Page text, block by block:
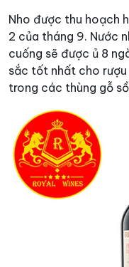
Nho được thu hoạch
2 của tháng 9. Nước
cuống sẽ được ủ 8
sắc tốt nhất cho rượu
trong các thùng gỗ